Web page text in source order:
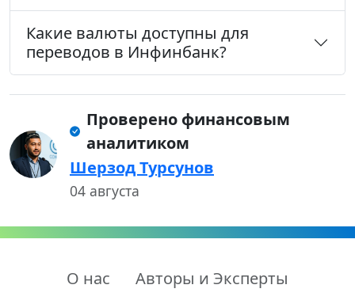
Какие валюты доступны для
переводов в Инфинбанк?
Проверено финансовым
аналитиком
Шерзод Турсунов
04 августа
О нас
Авторы и Эксперты